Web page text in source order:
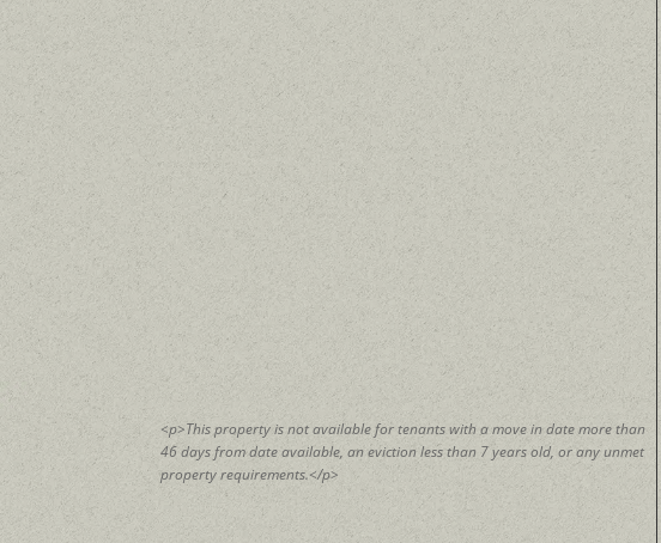
<p>This property is not available for tenants with a move in date more than
46 days from date available, an eviction less than 7 years old, or any unmet
property requirements.</p>